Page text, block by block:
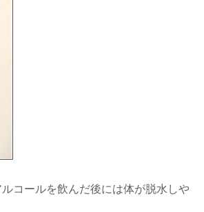
コールを飲んだ後には体が脱水しや